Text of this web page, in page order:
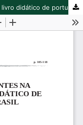
Fatores interferentes na produção do livro didático de português no Brasil